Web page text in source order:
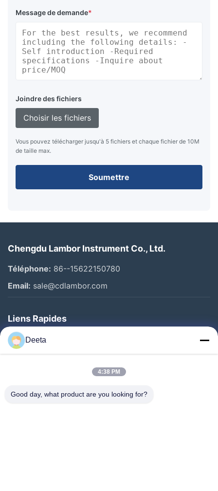
Message de demande*
Joindre des fichiers
Choisir les fichiers
Vous pouvez télécharger jusqu'à 5 fichiers et chaque fichier de 10M
de taille max.
Soumettre
Chengdu Lambor Instrument Co., Ltd.
Téléphone: 86--15622150780
Email: sale@cdlambor.com
Liens Rapides
Aperçu
Produits
Visite D'usine
Deeta
4:38 PM
Good day, what product are you looking for?